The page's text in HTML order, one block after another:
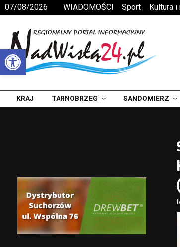
Otwórz pasek narzędzi
07/08/2026 WIADOMOŚCI Sport Kultura i
KRAJ TARNOBRZEG SANDOMIERZ